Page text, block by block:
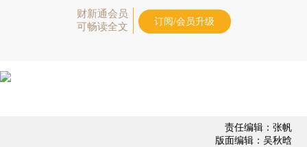
财新通会员
可畅读全文
订阅/会员升级
责任编辑：张帆
版面编辑：吴秋晗